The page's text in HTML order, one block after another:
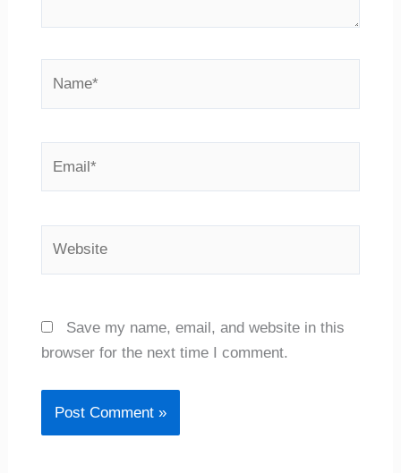
Save my name, email, and website in this
browser for the next time I comment.